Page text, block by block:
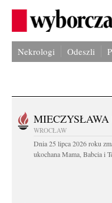
Nekrologi Odeszli
MIECZYSŁAWA
WROCŁAW
Dnia 25 lipca 2026 roku
ukochana Mama, Babcia i